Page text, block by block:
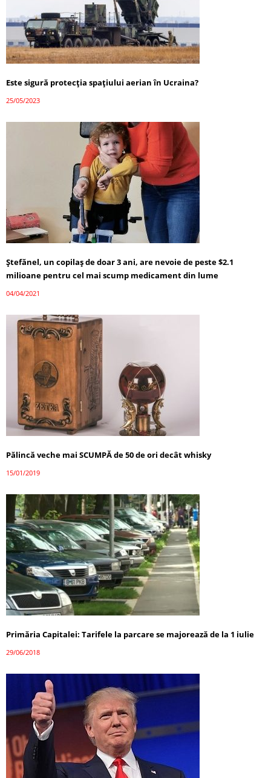
Este sigură protecția spațiului aerian în Ucraina?
25/05/2023
Ștefănel, un copilaș de doar 3 ani, are nevoie de peste $2.1
milioane pentru cel mai scump medicament din lume
04/04/2021
Pălincă veche mai SCUMPĂ de 50 de ori decât whisky
15/01/2019
Primăria Capitalei: Tarifele la parcare se majorează de la 1 iulie
29/06/2018